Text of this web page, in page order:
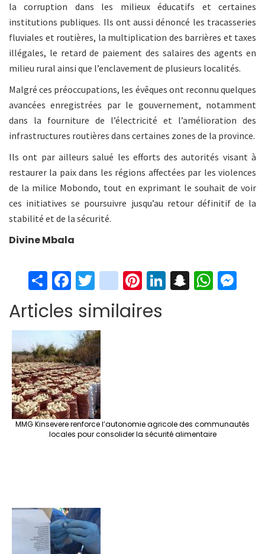
la corruption dans les milieux éducatifs et certaines
institutions publiques. Ils ont aussi dénoncé les tracasseries
fluviales et routières, la multiplication des barrières et taxes
illégales, le retard de paiement des salaires des agents en
milieu rural ainsi que l’enclavement de plusieurs localités.
Malgré ces préoccupations, les évêques ont reconnu quelques
avancées enregistrées par le gouvernement, notamment
dans la fourniture de l’électricité et l’amélioration des
infrastructures routières dans certaines zones de la province.
Ils ont par ailleurs salué les efforts des autorités visant à
restaurer la paix dans les régions affectées par les violences
de la milice Mobondo, tout en exprimant le souhait de voir
ces initiatives se poursuivre jusqu’au retour définitif de la
stabilité et de la sécurité.
Divine Mbala
S
h
ar
e
Fa
ce
b
o
o
k
T
wi
tt
er
in
st
ag
Pi
er
Li S W
Articles similaires
MMG Kinsevere renforce l’autonomie agricole des communautés
locales pour consolider la sécurité alimentaire